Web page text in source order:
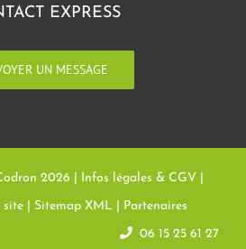
EXPRESS
UN MESSAGE
2026 | Infos légales & CGV
site Sitemap XML Partenaires
06 15 25 61 27